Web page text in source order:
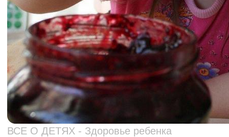
ВСЕ О ДЕТЯХ - Здоровье ребенка